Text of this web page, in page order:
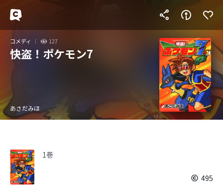
コメディ 127
快盗！ポケモン7
あさだみほ
1巻
495